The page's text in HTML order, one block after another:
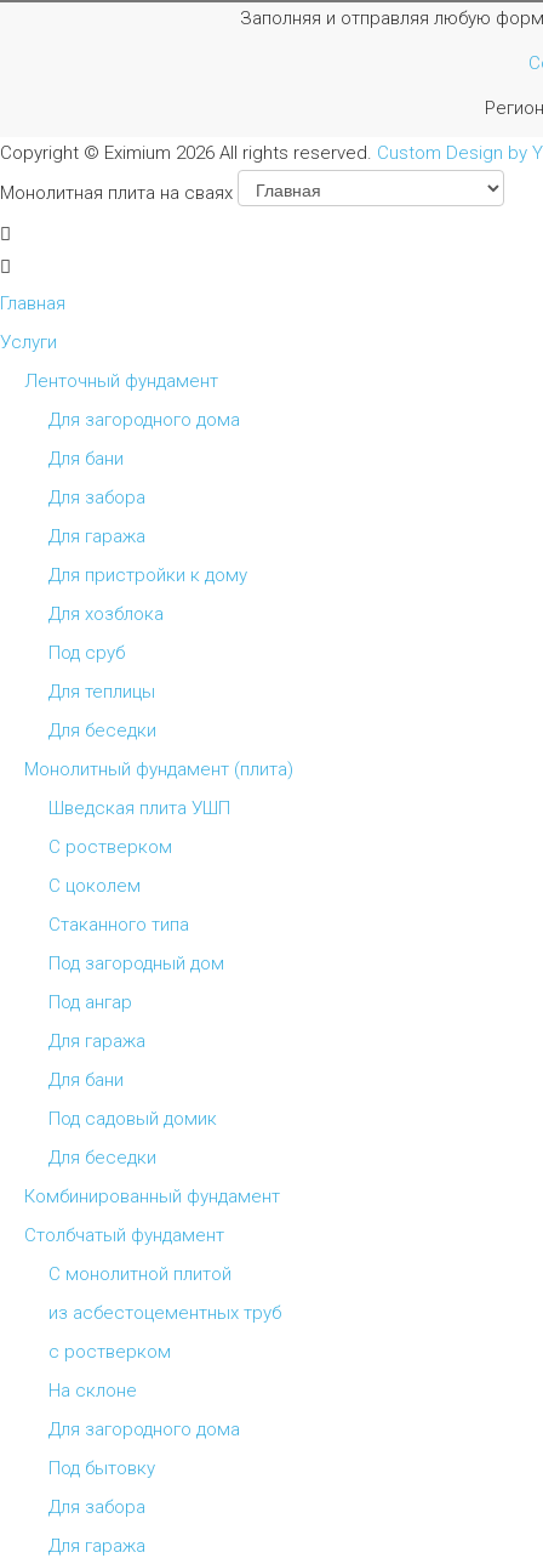
Заполняя и отправляя любую
Copyright © Eximium 2026 All rights reserved. Custom Design by
Монолитная плита на сваях
Главная
Услуги
Ленточный фундамент
Для загородного дома
Для бани
Для забора
Для гаража
Для пристройки к дому
Для хозблока
Под сруб
Для теплицы
Для беседки
Монолитный фундамент (плита)
Шведская плита УШП
С ростверком
С цоколем
Стаканного типа
Под загородный дом
Под ангар
Для гаража
Для бани
Под садовый домик
Для беседки
Комбинированный фундамент
Столбчатый фундамент
С монолитной плитой
из асбестоцементных труб
с ростверком
На склоне
Для загородного дома
Под бытовку
Для забора
Для гаража